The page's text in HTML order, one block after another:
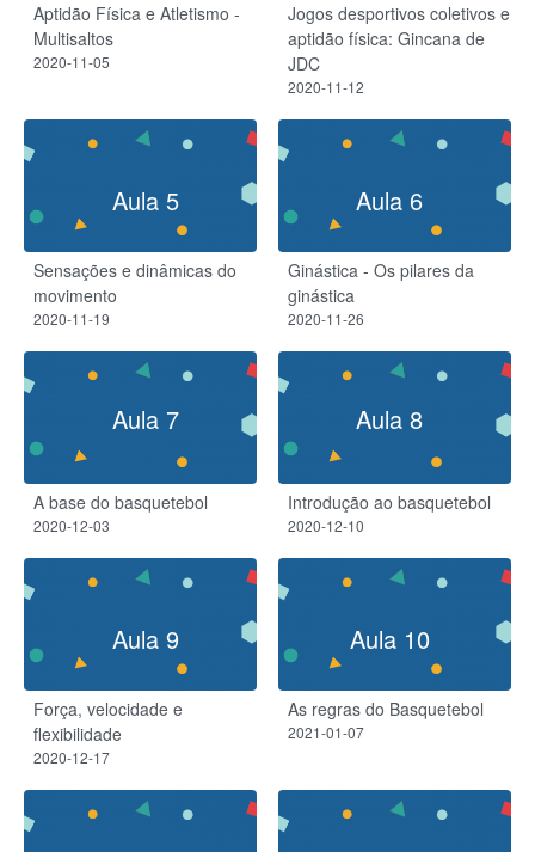
Aptidão Física e Atletismo -
Multisaltos
2020-11-05
Jogos desportivos coletivos e
aptidão física: Gincana de
JDC
2020-11-12
Aula 5
Sensações e dinâmicas do
movimento
2020-11-19
Aula 6
Ginástica - Os pilares da
ginástica
2020-11-26
Aula 7
A base do basquetebol
2020-12-03
Aula 8
Introdução ao basquetebol
2020-12-10
Aula 9
Força, velocidade e
flexibilidade
2020-12-17
Aula 10
As regras do Basquetebol
2021-01-07